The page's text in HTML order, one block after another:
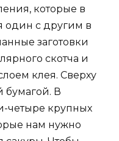
которые в
один с другим в
заготовки
скотча и
клея. Сверху
бумагой. В
четыре крупных
нам нужно